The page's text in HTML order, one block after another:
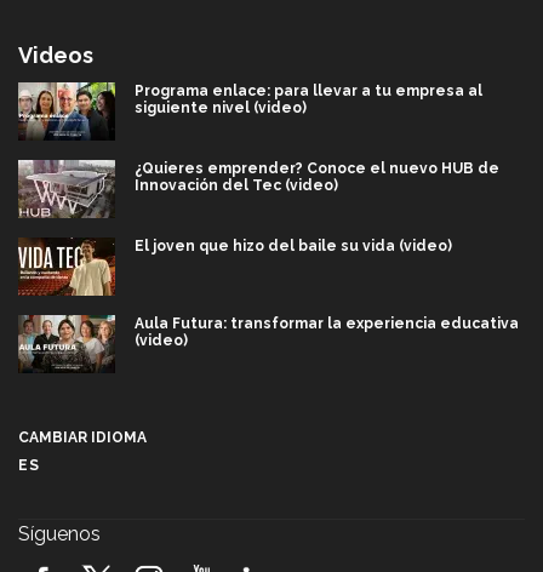
Videos
Programa enlace: para llevar a tu empresa al
siguiente nivel (video)
¿Quieres emprender? Conoce el nuevo HUB de
Innovación del Tec (video)
El joven que hizo del baile su vida (video)
Aula Futura: transformar la experiencia educativa
(video)
CAMBIAR IDIOMA
ES
Síguenos